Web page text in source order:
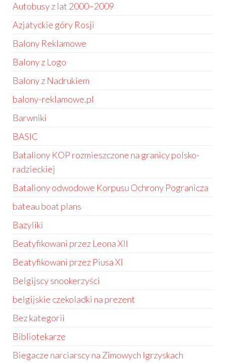
Autobusy z lat 2000–2009
Azjatyckie góry Rosji
Balony Reklamowe
Balony z Logo
Balony z Nadrukiem
balony-reklamowe.pl
Barwniki
BASIC
Bataliony KOP rozmieszczone na granicy polsko-
radzieckiej
Bataliony odwodowe Korpusu Ochrony Pogranicza
bateau boat plans
Bazyliki
Beatyfikowani przez Leona XII
Beatyfikowani przez Piusa XI
Belgijscy snookerzyści
belgijskie czekoladki na prezent
Bez kategorii
Bibliotekarze
Biegacze narciarscy na Zimowych Igrzyskach